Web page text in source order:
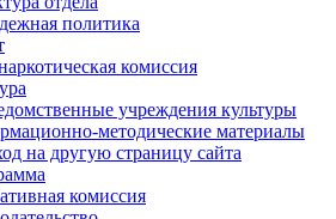
политика
комиссия
учреждения культуры
методические материалы
на другую страницу сайта
комиссия